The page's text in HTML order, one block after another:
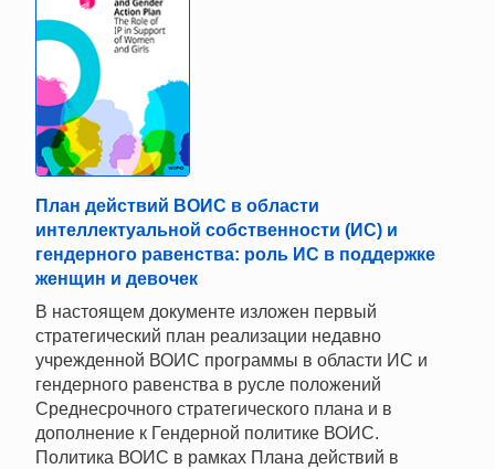
План действий ВОИС в области
интеллектуальной собственности (ИС) и
гендерного равенства: роль ИС в поддержке
женщин и девочек
В настоящем документе изложен первый
стратегический план реализации недавно
учрежденной ВОИС программы в области ИС и
гендерного равенства в русле положений
Среднесрочного стратегического плана и в
дополнение к Гендерной политике ВОИС.
Политика ВОИС в рамках Плана действий в